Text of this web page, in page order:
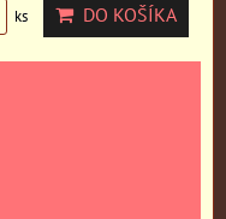
ks DO KOŠÍKA